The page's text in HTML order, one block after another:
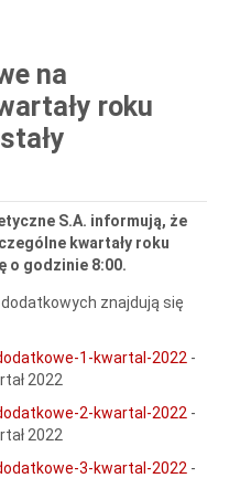
na
roku
S.A. informują, że
kwartały roku
o godzinie 8:00.
znajdują się
1-kwartal-2022 -
2022
2-kwartal-2022 -
2022
3-kwartal-2022 -